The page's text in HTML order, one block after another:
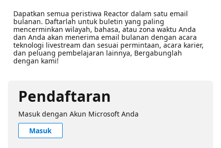
Dapatkan semua peristiwa Reactor dalam satu email
bulanan. Daftarlah untuk buletin yang paling
mencerminkan wilayah, bahasa, atau zona waktu Anda
dan Anda akan menerima email bulanan dengan acara
teknologi livestream dan sesuai permintaan, acara karier,
dan peluang pembelajaran lainnya, Bergabunglah
dengan kami!
Pendaftaran
Masuk dengan Akun Microsoft Anda
Masuk